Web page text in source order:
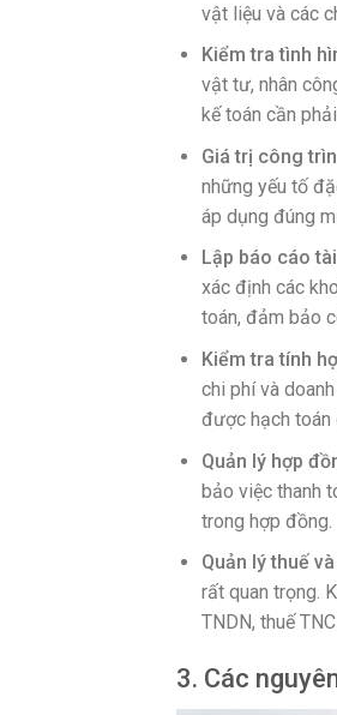
vật liệu và các
Kiểm tra tình
vật tư, nhân
kế toán cần
Giá trị công
những yếu tố
áp dụng đúng
Lập báo cáo
xác định các
toán, đảm bảo
Kiểm tra tính
chi phí và
được hạch toán
Quản lý hợp
bảo việc thanh
trong hợp đồng.
Quản lý thuế
rất quan trọng.
TNDN, thuế
3. Các